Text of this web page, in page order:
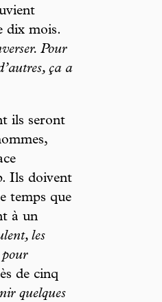
dix mois.
Pour
ça a
ils seront
Ils doivent
temps que
à un
les
pour
de cinq
quelques